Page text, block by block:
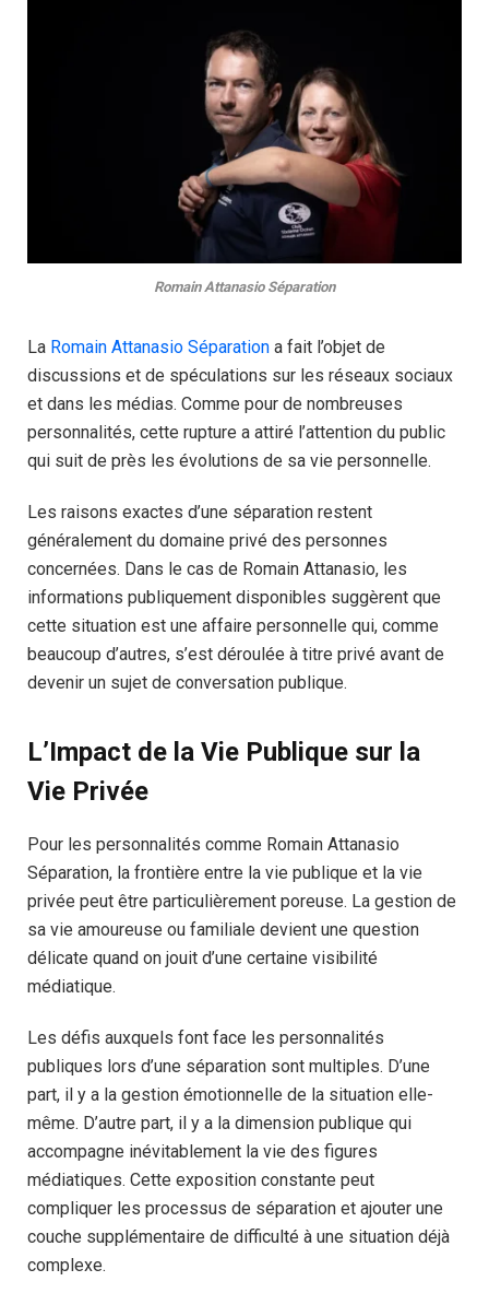
Romain Attanasio Séparation
La Romain Attanasio Séparation a fait l’objet de
discussions et de spéculations sur les réseaux sociaux
et dans les médias. Comme pour de nombreuses
personnalités, cette rupture a attiré l’attention du public
qui suit de près les évolutions de sa vie personnelle.
Les raisons exactes d’une séparation restent
généralement du domaine privé des personnes
concernées. Dans le cas de Romain Attanasio, les
informations publiquement disponibles suggèrent que
cette situation est une affaire personnelle qui, comme
beaucoup d’autres, s’est déroulée à titre privé avant de
devenir un sujet de conversation publique.
L’Impact de la Vie Publique sur la
Vie Privée
Pour les personnalités comme Romain Attanasio
Séparation, la frontière entre la vie publique et la vie
privée peut être particulièrement poreuse. La gestion de
sa vie amoureuse ou familiale devient une question
délicate quand on jouit d’une certaine visibilité
médiatique.
Les défis auxquels font face les personnalités
publiques lors d’une séparation sont multiples. D’une
part, il y a la gestion émotionnelle de la situation elle-
même. D’autre part, il y a la dimension publique qui
accompagne inévitablement la vie des figures
médiatiques. Cette exposition constante peut
compliquer les processus de séparation et ajouter une
couche supplémentaire de difficulté à une situation déjà
complexe.